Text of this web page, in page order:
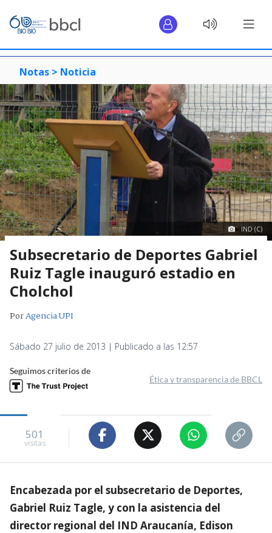
Notas > Noticia
IND (C)
Subsecretario de Deportes Gabriel
Ruiz Tagle inauguró estadio en
Cholchol
PorAgencia UPI
Sábado 27 julio de 2013 | Publicado a las 12:57
Seguimos criterios de
Ética y transparencia de BBCL
501
visitas
Encabezada por el subsecretario de Deportes,
Gabriel Ruiz Tagle, y con la asistencia del
director regional del IND Araucanía, Edison